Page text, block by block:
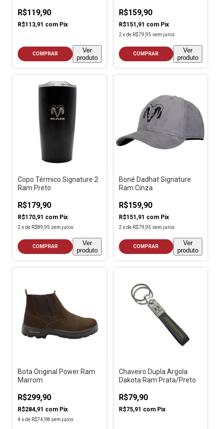
R$119,90
R$113,91 com Pix
COMPRAR
Ver
produto
R$159,90
R$151,91 com Pix
2 xde R$79,95 sem juros
COMPRAR
Ver
produto
Copo Térmico Signature 2
Ram Preto
R$179,90
R$170,91 com Pix
2 xde R$89,95 sem juros
COMPRAR
Ver
produto
Boné Dadhat Signature
Ram Cinza
R$159,90
R$151,91 com Pix
2 xde R$79,95 sem juros
COMPRAR
Ver
produto
Bota Original Power Ram
Marrom
R$299,90
R$284,91 com Pix
4 xde R$74,98 sem juros
Chaveiro Dupla Argola
Dakota Ram Prata/Preto
R$79,90
R$75,91 com Pix